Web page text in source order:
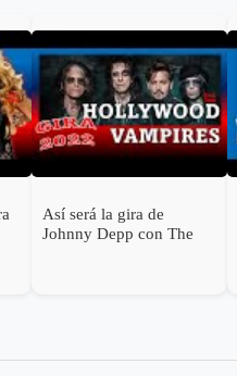
Así será la gira de
Johnny Depp con The